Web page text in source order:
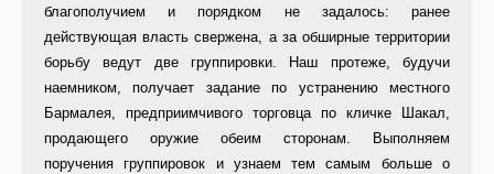
благополучием и порядком не задалось: ранее
действующая власть свержена, а за обширные территории
борьбу ведут две группировки. Наш протеже, будучи
наемником, получает задание по устранению местного
Бармалея, предприимчивого торговца по кличке Шакал,
продающего оружие обеим сторонам. Выполняем
поручения группировок и узнаем тем самым больше о